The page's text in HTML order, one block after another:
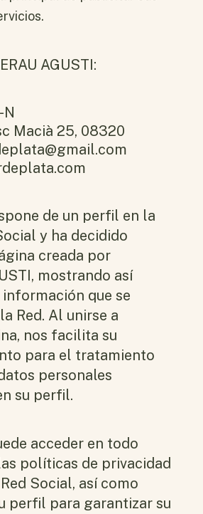
AGUSTI:
Macià 25, 08320
de un perfil en la
y ha decidido
creada por
mostrando así
que se
Red. Al unirse a
nos facilita su
para el tratamiento
personales
su perfil.
acceder en todo
políticas de privacidad
Social, así como
perfil para garantizar su